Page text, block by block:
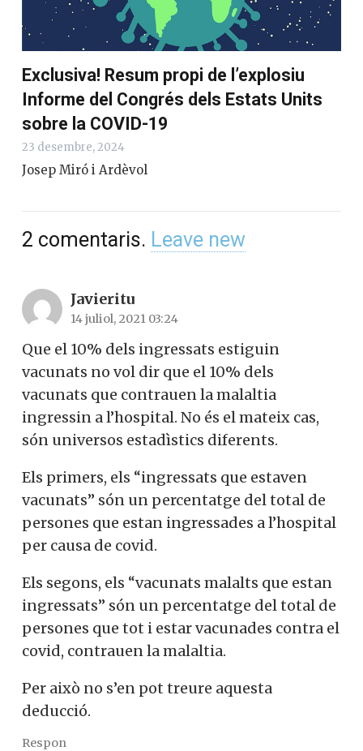
Exclusiva! Resum propi de l’explosiu
Informe del Congrés dels Estats Units
sobre la COVID-19
23 desembre, 2024
Josep Miró i Ardèvol
2 comentaris. Leave new
Javieritu
14 juliol, 2021 03:24
Que el 10% dels ingressats estiguin
vacunats no vol dir que el 10% dels
vacunats que contrauen la malaltia
ingressin a l’hospital. No és el mateix cas,
són universos estadìstics diferents.
Els primers, els “ingressats que estaven
vacunats” són un percentatge del total de
persones que estan ingressades a l’hospital
per causa de covid.
Els segons, els “vacunats malalts que estan
ingressats” són un percentatge del total de
persones que tot i estar vacunades contra el
covid, contrauen la malaltia.
Per això no s’en pot treure aquesta
deducció.
Respon